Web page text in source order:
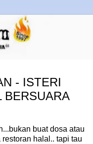
- ISTERI
BERSUARA
buat dosa atau
halal.. tapi tau